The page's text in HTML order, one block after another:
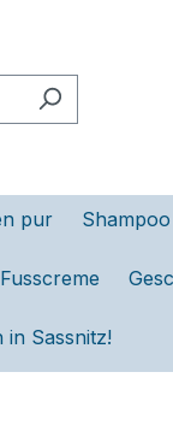
pur
in Sassnitz!